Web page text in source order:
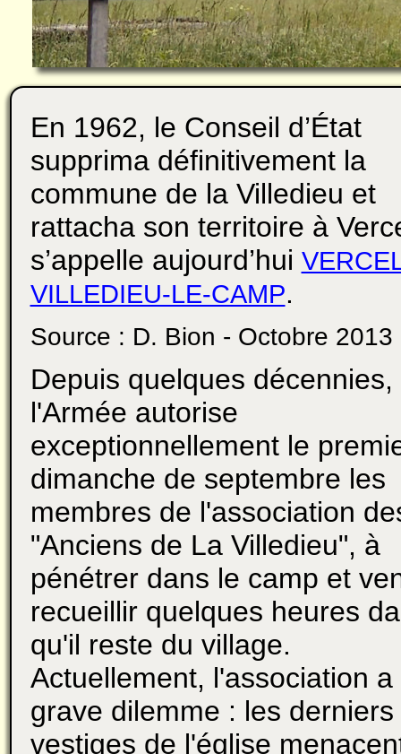
En 1962, le Conseil d’État
supprima définitivement la
commune de la Villedieu et
rattacha son territoire à
s’appelle aujourd’hui
VILLEDIEU-LE-CAMP.
Source : D. Bion - Octobre 2013
Depuis quelques décennies,
l'Armée autorise
exceptionnellement le
dimanche de septembre les
membres de l'association
"Anciens de La Villedieu", à
pénétrer dans le camp et
recueillir quelques heures
qu'il reste du village.
Actuellement, l'association a
grave dilemme : les derniers
vestiges de l'église